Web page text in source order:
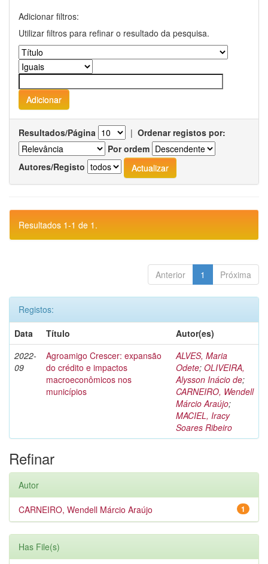
Adicionar filtros:
Utilizar filtros para refinar o resultado da pesquisa.
Resultados/Página | Ordenar registos por:
Por ordem
Autores/Registo
Resultados 1-1 de 1.
Anterior 1 Próxima
Registos:
Data
Título
Autor(es)
2022-
09
Agroamigo Crescer: expansão
do crédito e impactos
macroeconômicos nos
municípios
ALVES, Maria
Odete; OLIVEIRA,
Alysson Inácio de;
CARNEIRO, Wendell
Márcio Araújo;
MACIEL, Iracy
Soares Ribeiro
Refinar
Autor
1
CARNEIRO, Wendell Márcio Araújo
Has File(s)